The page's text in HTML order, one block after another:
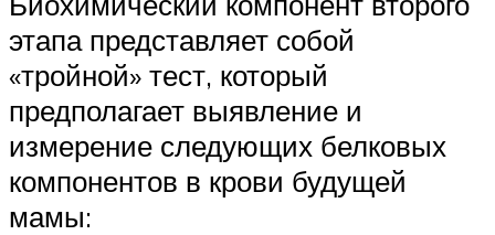
этапа представляет собой
«тройной» тест, который
предполагает выявление и
измерение следующих белковых
компонентов в крови будущей
мамы: